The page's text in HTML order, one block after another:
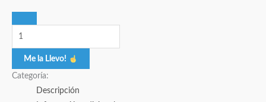
Me la Llevo!
Categoría:
Descripción